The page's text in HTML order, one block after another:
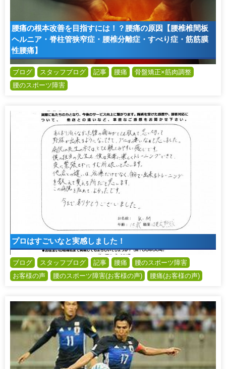
腰痛の根本改善を目指すには！？腰痛の原因【腰椎椎間板
ヘルニア・脊柱管狭窄症・腰椎分離症・すべり症・筋筋膜
性腰痛】
ブログ スタッフブログ 記事 腰痛
骨盤矯正×筋肉調整
腰のスポーツ障害
プロはすごいなと実感しました！
ブログ スタッフブログ 記事 腰痛
腰のスポーツ障害
お客様の声
腰のスポーツ障害(お客様の声) 腰痛(お客様の声)